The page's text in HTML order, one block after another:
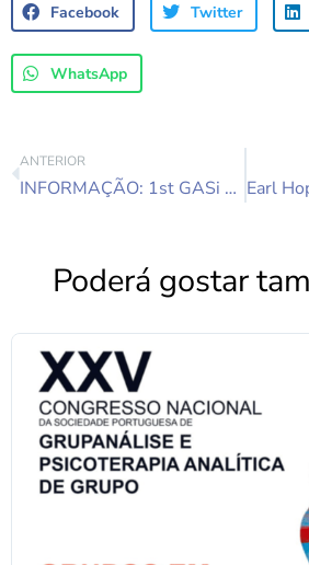
Facebook Twitter
WhatsApp
ANTERIOR
INFORMAÇÃO: 1st GASi Online Symposium – September 4th – 6th
Poderá gostar